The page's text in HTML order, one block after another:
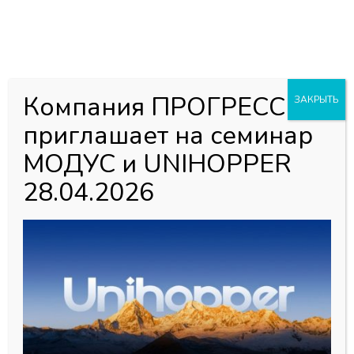
Главная страница Магазин» Мебельная фурнитура
»
Подъемные механизмы фасадов»Газлифты»Газлифты
HAFELE » Газовый лифт, нагрузка 80N, серый
Компания ПРОГРЕСС
приглашает на семинар
МОДУС и UNIHOPPER
28.04.2026
ЗАКРЫТЬ